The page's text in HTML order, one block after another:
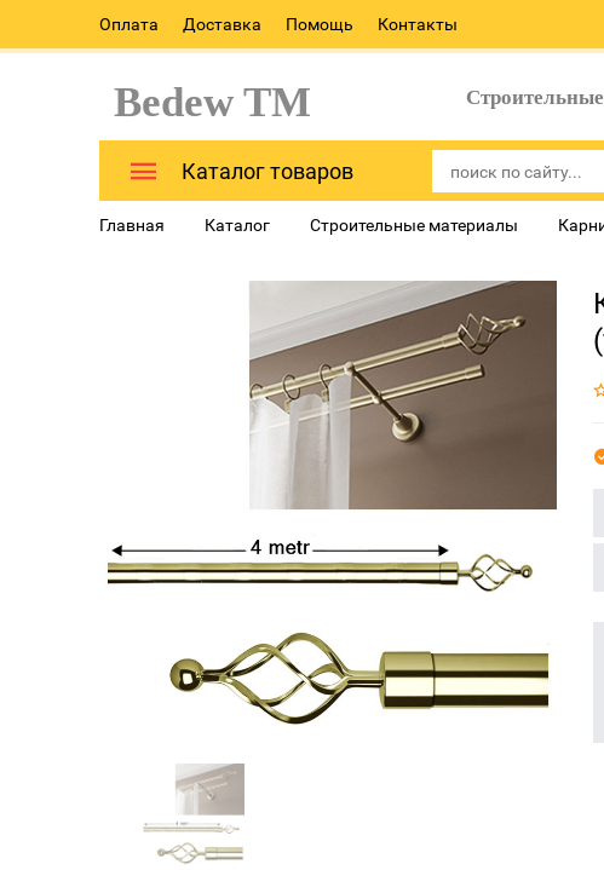
Оплата Доставка Помощь Контакты
Bedew TM
Каталог товаров
Главная Каталог Строительные материалы